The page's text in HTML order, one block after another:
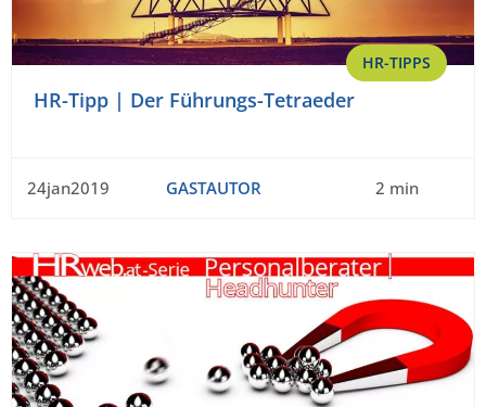
HR-TIPPS
HR-Tipp | Der Führungs-Tetraeder
24jan2019 GASTAUTOR 2 min